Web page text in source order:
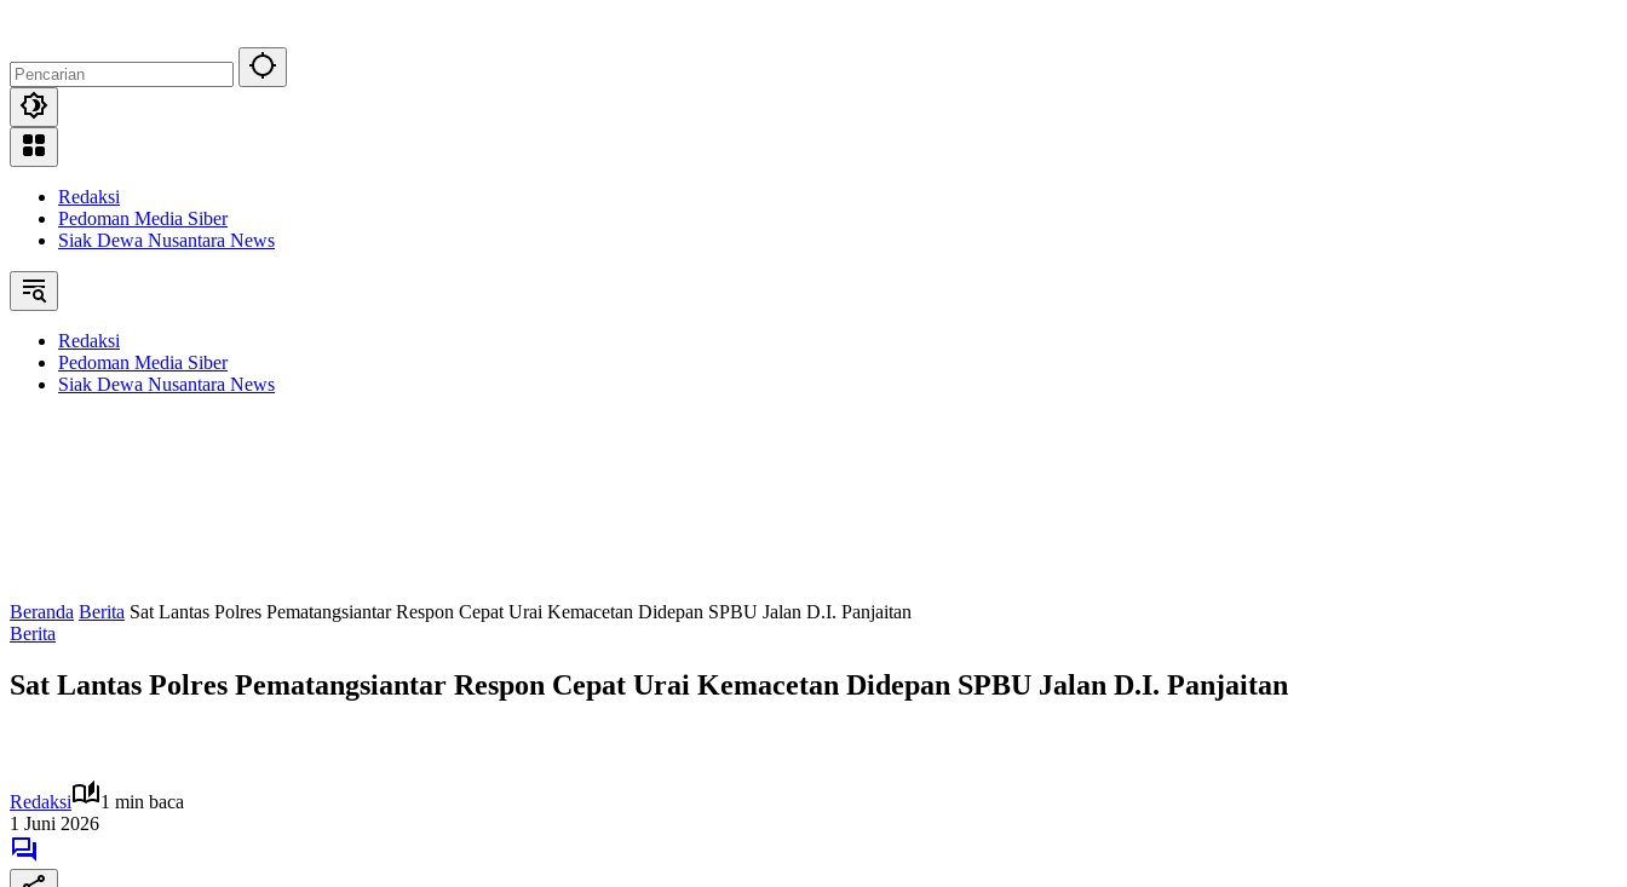
Redaksi
Pedoman Media Siber
Siak Dewa Nusantara News
Redaksi
Pedoman Media Siber
Siak Dewa Nusantara News
Beranda Berita Sat Lantas Polres Pematangsiantar Respon Cepat Urai Kemacetan Didepan SPBU Jalan D.I. Panjaitan
Berita
Sat Lantas Polres Pematangsiantar Respon Cepat Urai Kemacetan Didepan SPBU Jalan D.I. Panjaitan
Redaksi
1 min baca
1 Juni 2026